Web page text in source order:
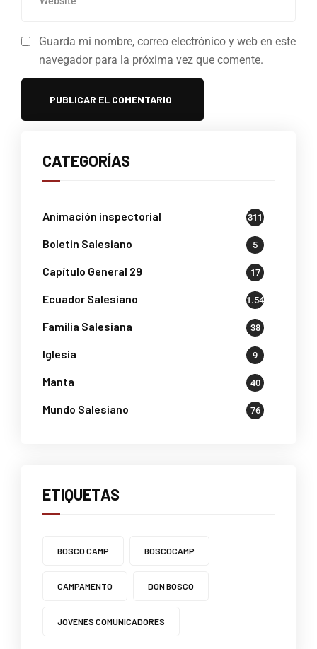
Guarda mi nombre, correo electrónico y web en este
navegador para la próxima vez que comente.
CATEGORÍAS
Animación inspectorial 311
Boletin Salesiano 5
Capítulo General 29 17
Ecuador Salesiano 1.541
Familia Salesiana 38
Iglesia 9
Manta 40
Mundo Salesiano 76
ETIQUETAS
BOSCO CAMP BOSCOCAMP
CAMPAMENTO DON BOSCO
JOVENES COMUNICADORES